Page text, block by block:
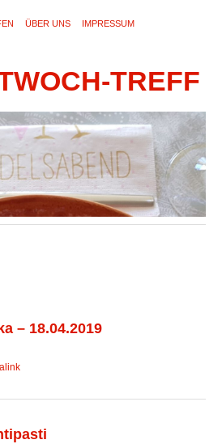
ÜBER UNS IMPRESSUM
TREFF
– 18.04.2019